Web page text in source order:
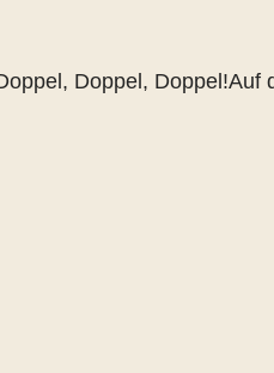
Doppel,